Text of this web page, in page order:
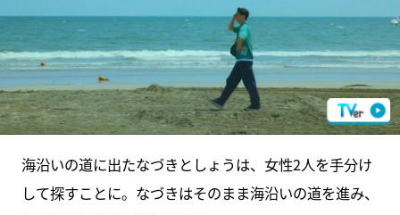
海沿いの道に出たなづきとしょうは、女性2人を手分け
して探すことに。なづきはそのまま海沿いの道を進み、